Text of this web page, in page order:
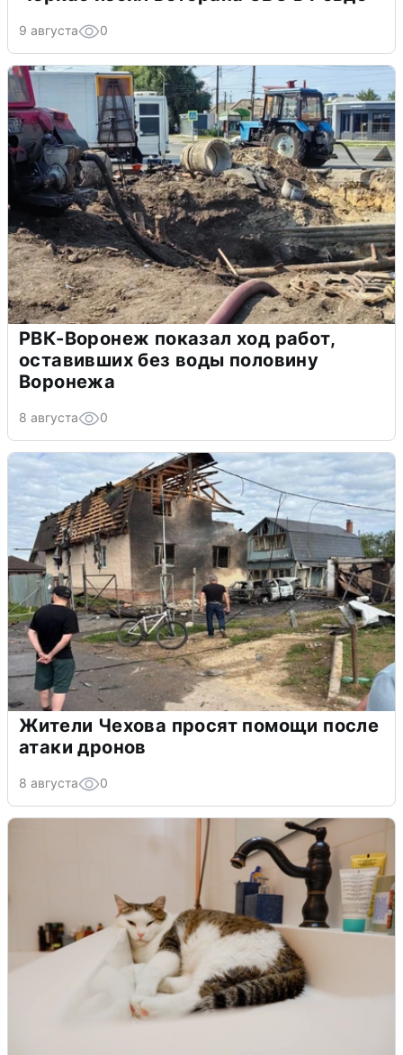
9 августа 0
РВК-Воронеж показал ход работ,
оставивших без воды половину
Воронежа
8 августа 0
Жители Чехова просят помощи после
атаки дронов
8 августа 0